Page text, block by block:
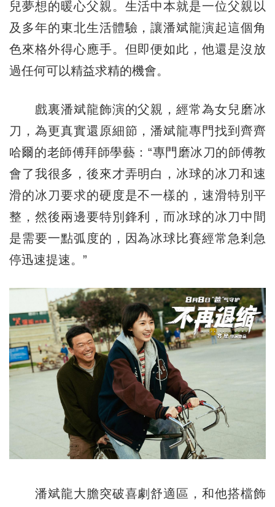
兒夢想的暖心父親。生活中本就是一位父親以
及多年的東北生活體驗，讓潘斌龍演起這個角
色來格外得心應手。但即便如此，他還是沒放
過任何可以精益求精的機會。
戲裏潘斌龍飾演的父親，經常為女兒磨冰
刀，為更真實還原細節，潘斌龍專門找到齊齊
哈爾的老師傅拜師學藝：“專門磨冰刀的師傅教
會了我很多，後來才弄明白，冰球的冰刀和速
滑的冰刀要求的硬度是不一樣的，速滑特別平
整，然後兩邊要特別鋒利，而冰球的冰刀中間
是需要一點弧度的，因為冰球比賽經常急剎急
停迅速提速。”
潘斌龍大膽突破喜劇舒適區，和他搭檔飾